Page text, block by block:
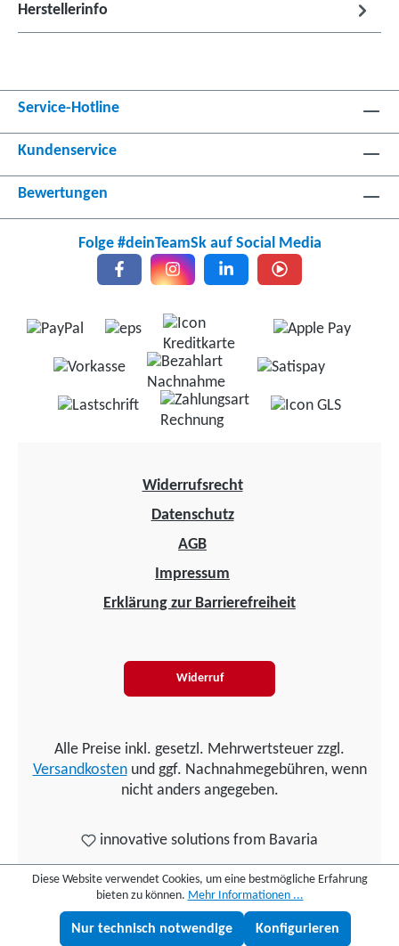
Herstellerinfo
Service-Hotline
Kundenservice
Bewertungen
Folge #deinTeamSk auf Social Media
Widerrufsrecht
Datenschutz
AGB
Impressum
Erklärung zur Barrierefreiheit
Widerruf
Alle Preise inkl. gesetzl. Mehrwertsteuer zzgl.
Versandkostenund ggf. Nachnahmegebühren, wenn
nicht anders angegeben.
innovative solutions from Bavaria
Diese Website verwendet Cookies, um eine bestmögliche Erfahrung
bieten zu können. Mehr Informationen ...
Nur technisch notwendige Konfigurieren